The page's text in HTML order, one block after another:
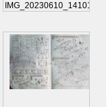
IMG_20230610_141010